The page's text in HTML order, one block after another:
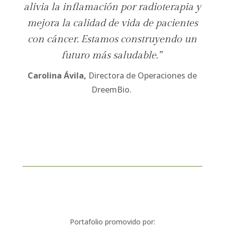
alivia la inflamación por radioterapia y
mejora la calidad de vida de pacientes
con cáncer. Estamos construyendo un
futuro más saludable.”
Carolina Ávila, Directora de Operaciones de
DreemBio.
Portafolio promovido por: